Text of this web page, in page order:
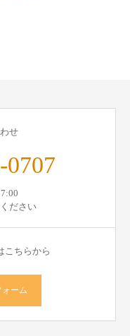
せ
0707
ださい
こちらから
ーム